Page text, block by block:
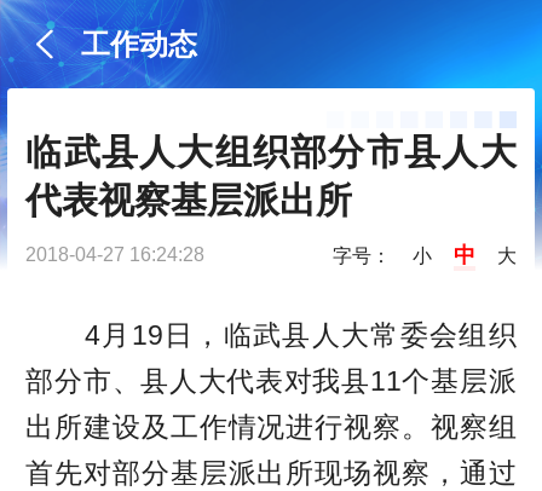
工作动态
临武县人大组织部分市县人大
代表视察基层派出所
2018-04-27 16:24:28 字号： 小 中 大
4月19日，临武县人大常委会组织
部分市、县人大代表对我县11个基层派
出所建设及工作情况进行视察。视察组
首先对部分基层派出所现场视察，通过